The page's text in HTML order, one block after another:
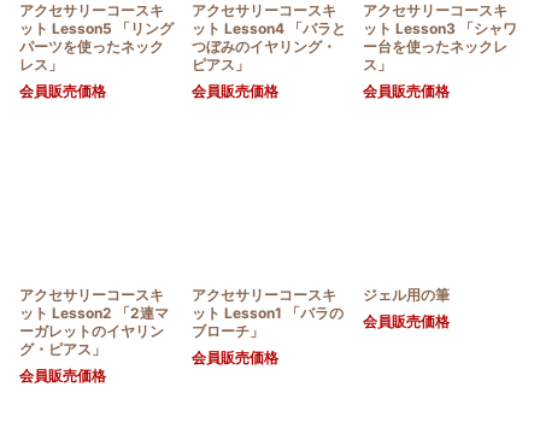
アクセサリーコースキ
ット Lesson5 「リング
パーツを使ったネック
レス」
会員販売価格
アクセサリーコースキ
ット Lesson4 「バラと
つぼみのイヤリング・
ピアス」
会員販売価格
アクセサリーコースキ
ット Lesson3 「シャワ
ー台を使ったネックレ
ス」
会員販売価格
アクセサリーコースキ
ット Lesson2 「2連マ
ーガレットのイヤリン
グ・ピアス」
会員販売価格
アクセサリーコースキ
ット Lesson1 「バラの
ブローチ」
会員販売価格
ジェル用の筆
会員販売価格